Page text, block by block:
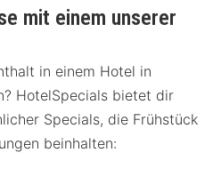
mit einem unserer
in einem Hotel in
HotelSpecials bietet dir
Specials, die Frühstück
beinhalten: